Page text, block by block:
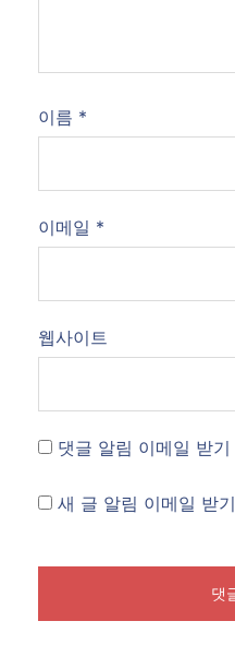
이름 *
이메일 *
웹사이트
댓글 알림 이메일 받기
새 글 알림 이메일 받기